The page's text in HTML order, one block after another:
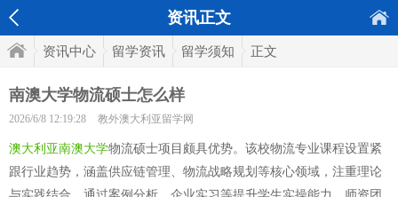
资讯正文
资讯中心 留学资讯 留学须知 正文
南澳大学物流硕士怎么样
2026/6/8 12:19:28 教外澳大利亚留学网
澳大利亚南澳大学物流硕士项目颇具优势。该校物流专业课程设置紧
跟行业趋势，涵盖供应链管理、物流战略规划等核心领域，注重理论